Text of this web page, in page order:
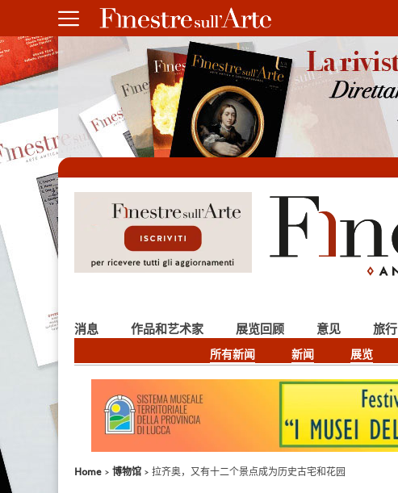
消息
所有新闻 新闻 展览
作品和艺术家 展览回顾 意见 旅行
Home 博物馆 拉齐奥，又有十二个景点成为历史古宅和花园